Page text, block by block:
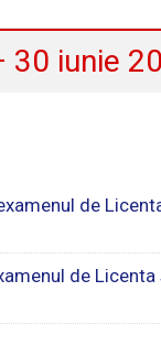
30 iunie
de
de Licenta